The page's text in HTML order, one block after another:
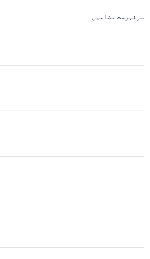
سرفہرست مضامین